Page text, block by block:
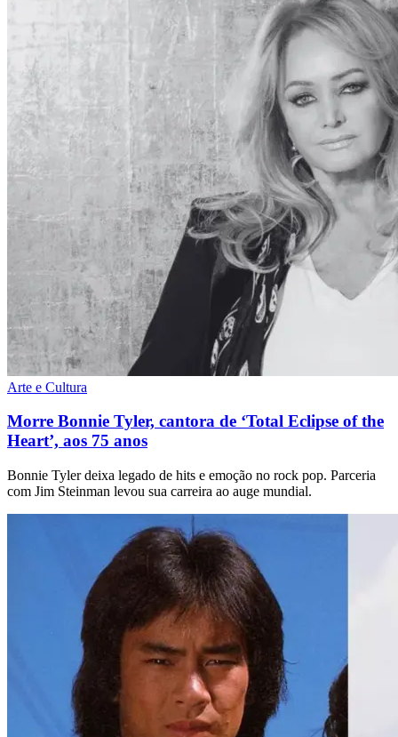
Arte e Cultura
Morre Bonnie Tyler, cantora de ‘Total Eclipse of the
Heart’, aos 75 anos
Bonnie Tyler deixa legado de hits e emoção no rock pop. Parceria
com Jim Steinman levou sua carreira ao auge mundial.